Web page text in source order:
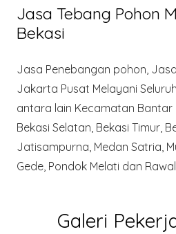
Jasa Tebang Pohon
Bekasi
Jasa Penebangan pohon,
Jakarta Pusat Melayani
antara lain Kecamatan Bantar
Bekasi Selatan, Bekasi Timur,
Jatisampurna, Medan Satria,
Gede, Pondok Melati dan
Galeri